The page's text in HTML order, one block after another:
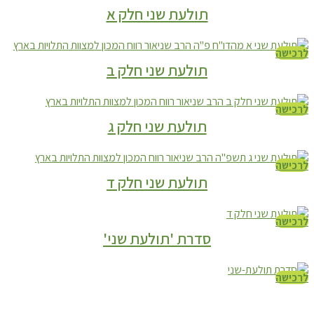
תולעת שני חלק א
לרכישה
תולעת שני חלק ב
לרכישה
תולעת שני חלק ג
לרכישה
תולעת שני חלק ד
לרכישה
סדרת 'תולעת שני'
לרכישה